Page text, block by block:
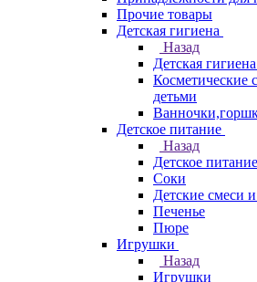
Прочие товары
Детская гигиена
Назад
Детская гигиена
Косметические
детьми
Детское питание
Назад
Детское питание
Соки
Детские смеси
Печенье
Пюре
Игрушки
Назад
Игрушки